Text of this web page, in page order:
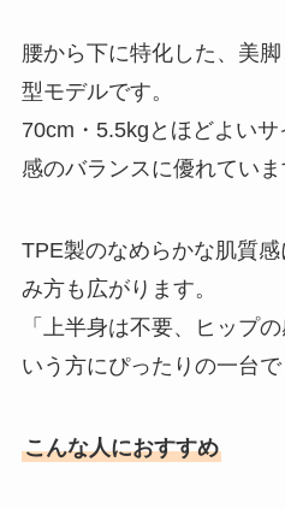
腰から下に特化した、美
型モデルです。
70cm・5.5kgとほどよい
感のバランスに優れていま
TPE製のなめらかな肌質
み方も広がります。
「上半身は不要、ヒップ
いう方にぴったりの一台で
こんな人におすすめ